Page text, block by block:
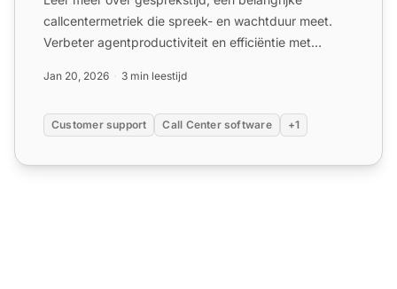
callcentermetriek die spreek- en wachtduur meet.
Verbeter agentproductiviteit en efficiëntie met
Jan 20, 2026 3 min leestijd
Customer support Call Center software +1